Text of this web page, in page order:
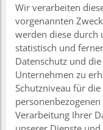
Wir verarbeiten
vorgenannten
werden diese durch
statistisch und
Datenschutz und
Unternehmen zu
Schutzniveau für
Verarbeitung Ihrer